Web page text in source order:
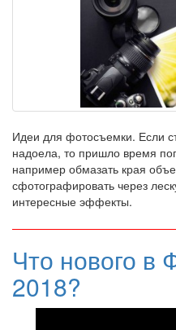
Идеи для фотосъемки. Если
надоела, то пришло время
например обмазать края
сфотографировать через
интересные эффекты.
Что нового в
2018?